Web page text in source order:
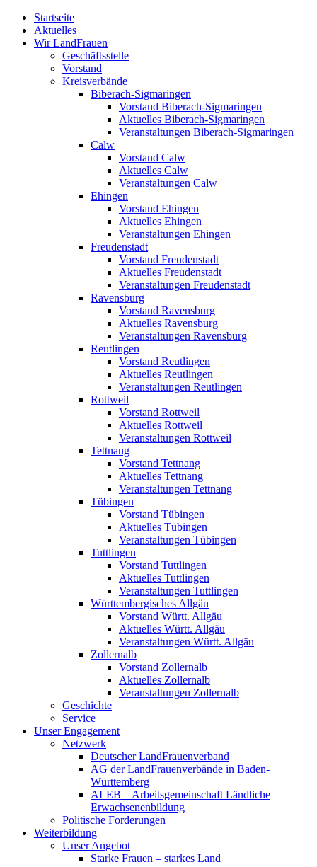
Zum
Inhalt
springen
Startseite
Aktuelles
Wir LandFrauen
Geschäftsstelle
Vorstand
Kreisverbände
Biberach-Sigmaringen
Vorstand Biberach-Sigmaringen
Aktuelles Biberach-Sigmaringen
Veranstaltungen Biberach-Sigmaringen
Calw
Vorstand Calw
Aktuelles Calw
Veranstaltungen Calw
Ehingen
Vorstand Ehingen
Aktuelles Ehingen
Veranstaltungen Ehingen
Freudenstadt
Vorstand Freudenstadt
Aktuelles Freudenstadt
Veranstaltungen Freudenstadt
Ravensburg
Vorstand Ravensburg
Aktuelles Ravensburg
Veranstaltungen Ravensburg
Reutlingen
Vorstand Reutlingen
Aktuelles Reutlingen
Veranstaltungen Reutlingen
Rottweil
Vorstand Rottweil
Aktuelles Rottweil
Veranstaltungen Rottweil
Tettnang
Vorstand Tettnang
Aktuelles Tettnang
Veranstaltungen Tettnang
Tübingen
Vorstand Tübingen
Aktuelles Tübingen
Veranstaltungen Tübingen
Tuttlingen
Vorstand Tuttlingen
Aktuelles Tuttlingen
Veranstaltungen Tuttlingen
Württembergisches Allgäu
Vorstand Württ. Allgäu
Aktuelles Württ. Allgäu
Veranstaltungen Württ. Allgäu
Zollernalb
Vorstand Zollernalb
Aktuelles Zollernalb
Veranstaltungen Zollernalb
Geschichte
Service
Unser Engagement
Netzwerk
Deutscher LandFrauenverband
AG der LandFrauenverbände in Baden-
Württemberg
ALEB – Arbeitsgemeinschaft Ländliche
Erwachsenenbildung
Politische Forderungen
Weiterbildung
Unser Angebot
Starke Frauen – starkes Land